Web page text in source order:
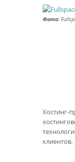
Фото:
Хостинг-
клиентов.